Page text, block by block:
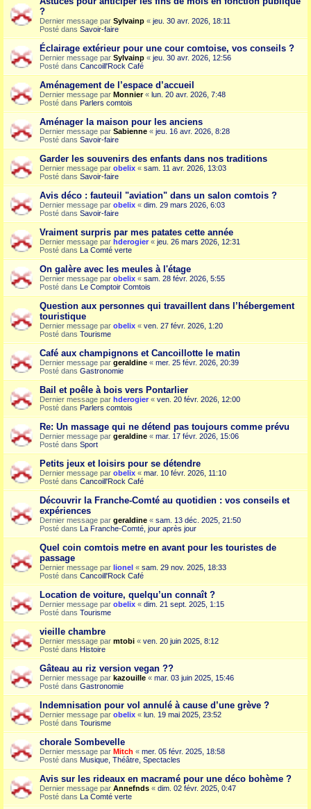
?
Dernier message par Sylvainp « jeu. 30 avr. 2026, 18:11
Posté dans Savoir-faire
Éclairage extérieur pour une cour comtoise, vos conseils ?
Dernier message par Sylvainp « jeu. 30 avr. 2026, 12:56
Posté dans Cancoill'Rock Café
Aménagement de l’espace d’accueil
Dernier message par Monnier« lun. 20 avr. 2026, 7:48
Posté dans Parlers comtois
Aménager la maison pour les anciens
Dernier message par Sabienne « jeu. 16 avr. 2026, 8:28
Posté dans Savoir-faire
Garder les souvenirs des enfants dans nos traditions
Dernier message par obelix « sam. 11 avr. 2026, 13:03
Posté dans Savoir-faire
Avis déco : fauteuil "aviation" dans un salon comtois ?
Dernier message par obelix « dim. 29 mars 2026, 6:03
Posté dans Savoir-faire
Vraiment surpris par mes patates cette année
Dernier message par hderogier « jeu. 26 mars 2026, 12:31
Posté dans La Comté verte
On galère avec les meules à l'étage
Dernier message par obelix « sam. 28 févr. 2026, 5:55
Posté dans Le Comptoir Comtois
Question aux personnes qui travaillent dans l’hébergement
touristique
Dernier message par obelix « ven. 27 févr. 2026, 1:20
Posté dans Tourisme
Café aux champignons et Cancoillotte le matin
Dernier message par geraldine « mer. 25 févr. 2026, 20:39
Posté dans Gastronomie
Bail et poêle à bois vers Pontarlier
Dernier message par hderogier « ven. 20 févr. 2026, 12:00
Posté dans Parlers comtois
Re: Un massage qui ne détend pas toujours comme prévu
Dernier message par geraldine « mar. 17 févr. 2026, 15:06
Posté dans Sport
Petits jeux et loisirs pour se détendre
Dernier message par obelix « mar. 10 févr. 2026, 11:10
Posté dans Cancoill'Rock Café
Découvrir la Franche-Comté au quotidien : vos conseils et
expériences
Dernier message par geraldine « sam. 13 déc. 2025, 21:50
Posté dans La Franche-Comté, jour après jour
Quel coin comtois metre en avant pour les touristes de
passage
Dernier message par lionel « sam. 29 nov. 2025, 18:33
Posté dans Cancoill'Rock Café
Location de voiture, quelqu’un connaît ?
Dernier message par obelix « dim. 21 sept. 2025, 1:15
Posté dans Tourisme
vieille chambre
Dernier message par mtobi « ven. 20 juin 2025, 8:12
Posté dans Histoire
Gâteau au riz version vegan ??
Dernier message par kazouille « mar. 03 juin 2025, 15:46
Posté dans Gastronomie
Indemnisation pour vol annulé à cause d’une grève ?
Dernier message par obelix « lun. 19 mai 2025, 23:52
Posté dans Tourisme
chorale Sombevelle
Dernier message par Mitch « mer. 05 févr. 2025, 18:58
Posté dans Musique, Théâtre, Spectacles
Avis sur les rideaux en macramé pour une déco bohème ?
Dernier message par Annefnds « dim. 02 févr. 2025, 0:47
Posté dans La Comté verte